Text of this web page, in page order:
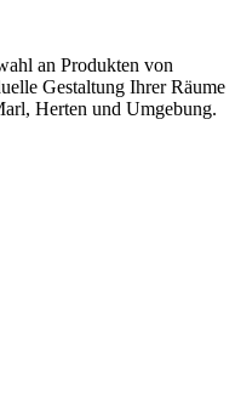
an Produkten von
Gestaltung Ihrer Räume
Herten und Umgebung.